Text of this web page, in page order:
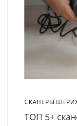
СКАНЕРЫ
ТОП 5+